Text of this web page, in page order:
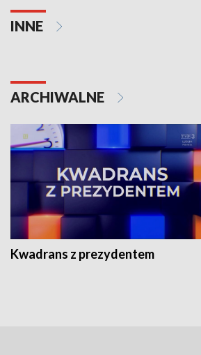
INNE
ARCHIWALNE
Kwadrans z prezydentem